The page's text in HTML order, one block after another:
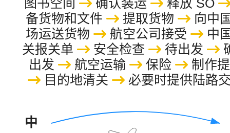
图书空间 确认装运
释放 SO
备货物和文件
提取货物
向中
场运送货物
航空公司接受
中
关报关单
安全检查 待出发
出发
航空运输 保险
制作
目的地清关
必要时提供陆路
中